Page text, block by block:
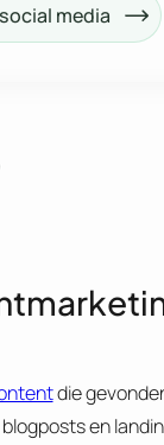
media
die
en